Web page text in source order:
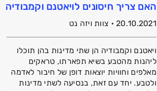
האם צריך חיסונים לויאטנם וקמבודיה
20.10.2021 • צוות ויזה נט
ויאטנם וקמבודיה הן שתי מדינות בהן תוכלו
ליהנות מהטבע בשיא תפארתו, טראקים
מאלפים וחוויות יוצאות דופן של חיבור לאדמה
ולטבע. יחד עם זאת, בנסיעה לשתי מדינות